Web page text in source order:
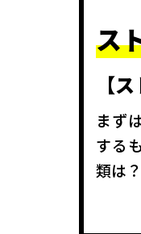
ス
【
まず
する
類は